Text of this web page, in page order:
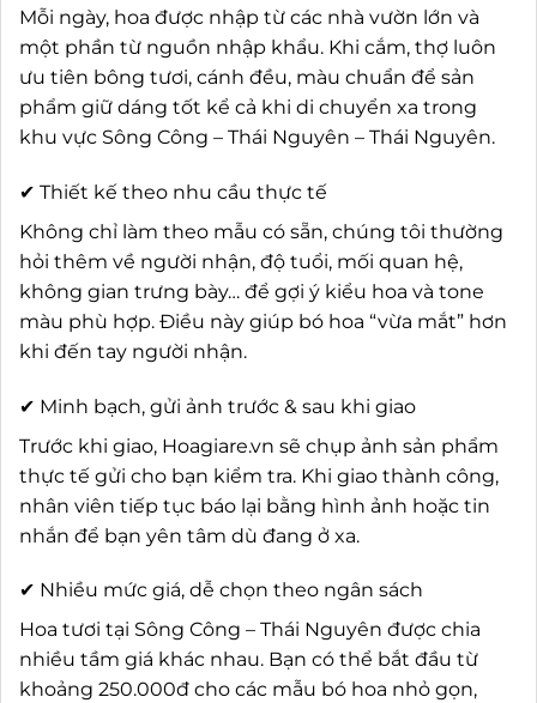
Mỗi ngày, hoa được nhập từ các nhà vườn lớn và
một phần từ nguồn nhập khẩu. Khi cắm, thợ luôn
ưu tiên bông tươi, cánh đều, màu chuẩn để sản
phẩm giữ dáng tốt kể cả khi di chuyển xa trong
khu vực Sông Công – Thái Nguyên – Thái Nguyên.
✔ Thiết kế theo nhu cầu thực tế
Không chỉ làm theo mẫu có sẵn, chúng tôi thường
hỏi thêm về người nhận, độ tuổi, mối quan hệ,
không gian trưng bày… để gợi ý kiểu hoa và tone
màu phù hợp. Điều này giúp bó hoa “vừa mắt” hơn
khi đến tay người nhận.
✔ Minh bạch, gửi ảnh trước & sau khi giao
Trước khi giao, Hoagiare.vn sẽ chụp ảnh sản phẩm
thực tế gửi cho bạn kiểm tra. Khi giao thành công,
nhân viên tiếp tục báo lại bằng hình ảnh hoặc tin
nhắn để bạn yên tâm dù đang ở xa.
✔ Nhiều mức giá, dễ chọn theo ngân sách
Hoa tươi tại Sông Công – Thái Nguyên được chia
nhiều tầm giá khác nhau. Bạn có thể bắt đầu từ
khoảng 250.000đ cho các mẫu bó hoa nhỏ gọn,